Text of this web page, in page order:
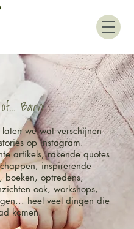
Barn
we wat verschijnen
op Instagram.
artikels, rakende quotes
inspirerende
boeken, optredens,
ook, workshops,
heel veel dingen die
komen.